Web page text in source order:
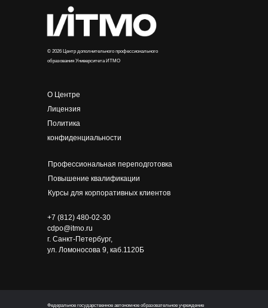
© 2026 Центр дополнительного профессионального
образования Университета ИТМО
О Центре
Лицензия
Политика
конфиденциальности
Профессиональная переподготовка
Повышение квалификации
Курсы для корпоративных клиентов
Федеральное государственное автономное образовательное учреждение
+7 (812) 480-02-30
cdpo@itmo.ru
г. Санкт-Петербург,
ул. Ломоносова 9, каб.1120Б